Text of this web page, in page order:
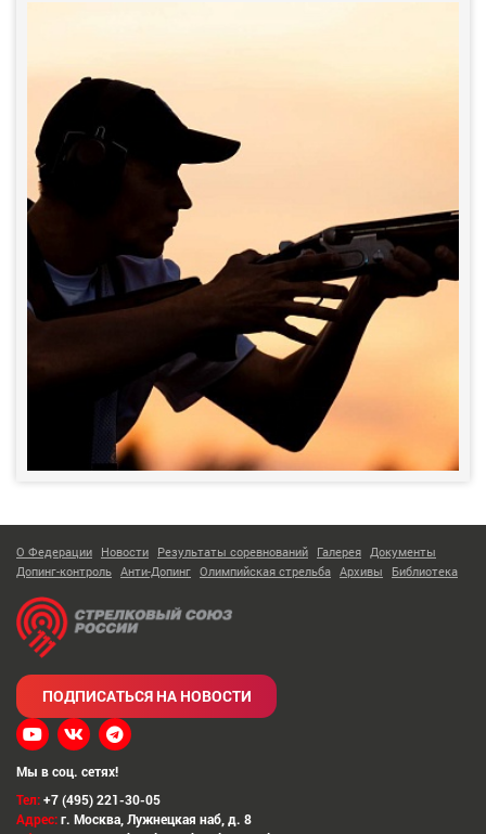
О Федерации Новости Результаты соревнований Галерея Документы
Допинг-контроль Анти-Допинг Олимпийская стрельба Архивы Библиотека
Тел:+7 (495) 221-30-05
Адрес:г. Москва,Лужнецкая наб, д. 8
ПОДПИСАТЬСЯ НА НОВОСТИ
Мы в соц. сетях!